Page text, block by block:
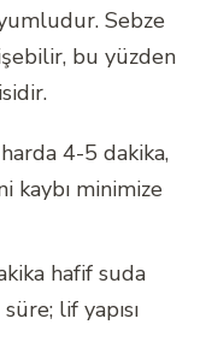
Sebze
bu yüzden
4-5 dakika,
kaybı minimize
hafif suda
lif yapısı